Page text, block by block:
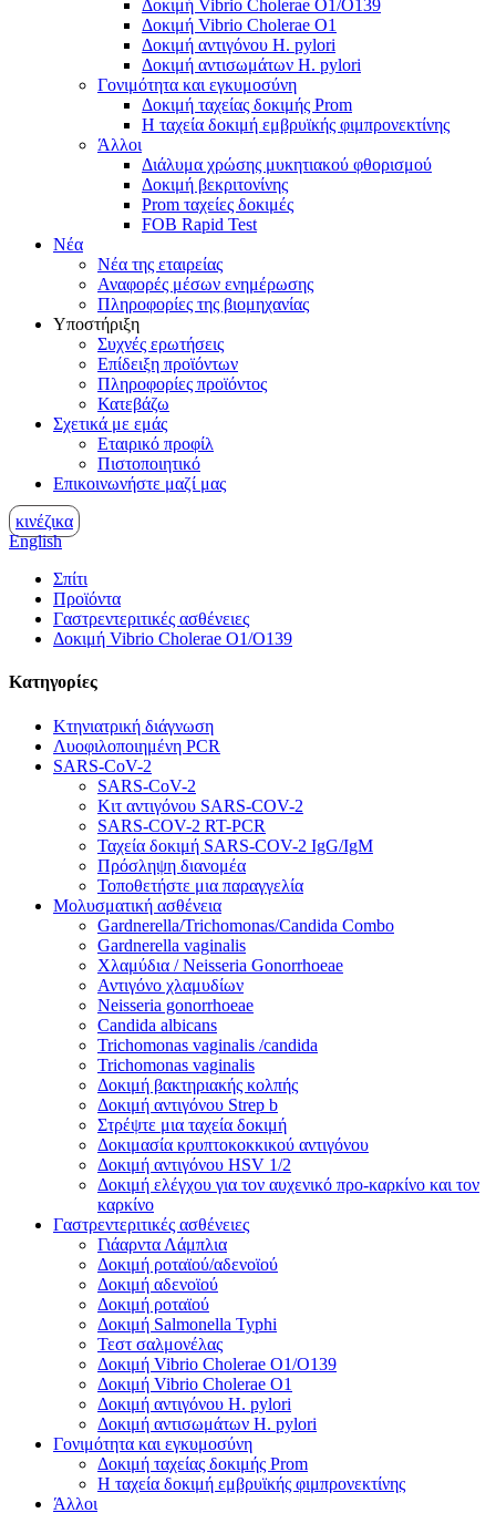
Δοκιμή Vibrio Cholerae O1/O139
Δοκιμή Vibrio Cholerae O1
Δοκιμή αντιγόνου H. pylori
Δοκιμή αντισωμάτων H. pylori
Γονιμότητα και εγκυμοσύνη
Δοκιμή ταχείας δοκιμής Prom
Η ταχεία δοκιμή εμβρυϊκής φιμπρονεκτίνης
Άλλοι
Διάλυμα χρώσης μυκητιακού φθορισμού
Δοκιμή βεκριτονίνης
Prom ταχείες δοκιμές
FOB Rapid Test
Νέα
Νέα της εταιρείας
Αναφορές μέσων ενημέρωσης
Πληροφορίες της βιομηχανίας
Υποστήριξη
Συχνές ερωτήσεις
Επίδειξη προϊόντων
Πληροφορίες προϊόντος
Κατεβάζω
Σχετικά με εμάς
Εταιρικό προφίλ
Πιστοποιητικό
Επικοινωνήστε μαζί μας
κινέζικα
English
Σπίτι
Προϊόντα
Γαστρεντεριτικές ασθένειες
Δοκιμή Vibrio Cholerae O1/O139
Κατηγορίες
Κτηνιατρική διάγνωση
Λυοφιλοποιημένη PCR
SARS-CoV-2
SARS-CoV-2
Κιτ αντιγόνου SARS-COV-2
SARS-COV-2 RT-PCR
Ταχεία δοκιμή SARS-COV-2 IgG/IgM
Πρόσληψη διανομέα
Τοποθετήστε μια παραγγελία
Μολυσματική ασθένεια
Gardnerella/Trichomonas/Candida Combo
Gardnerella vaginalis
Χλαμύδια / Neisseria Gonorrhoeae
Αντιγόνο χλαμυδίων
Neisseria gonorrhoeae
Candida albicans
Trichomonas vaginalis /candida
Trichomonas vaginalis
Δοκιμή βακτηριακής κολπής
Δοκιμή αντιγόνου Strep b
Στρέψτε μια ταχεία δοκιμή
Δοκιμασία κρυπτοκοκκικού αντιγόνου
Δοκιμή αντιγόνου HSV 1/2
Δοκιμή ελέγχου για τον αυχενικό προ-καρκίνο και τον
καρκίνο
Γαστρεντεριτικές ασθένειες
Γιάαρντα Λάμπλια
Δοκιμή ροταϊού/αδενοϊού
Δοκιμή αδενοϊού
Δοκιμή ροταϊού
Δοκιμή Salmonella Typhi
Τεστ σαλμονέλας
Δοκιμή Vibrio Cholerae O1/O139
Δοκιμή Vibrio Cholerae O1
Δοκιμή αντιγόνου H. pylori
Δοκιμή αντισωμάτων H. pylori
Γονιμότητα και εγκυμοσύνη
Δοκιμή ταχείας δοκιμής Prom
Η ταχεία δοκιμή εμβρυϊκής φιμπρονεκτίνης
Άλλοι